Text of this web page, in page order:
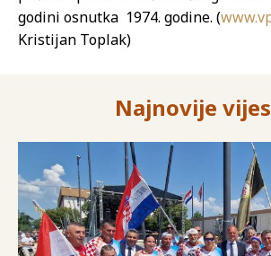
godini osnutka 1974. godine. (
Kristijan Toplak)
Najnovije